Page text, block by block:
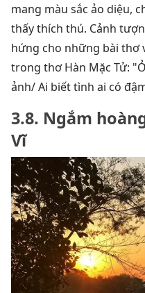
mang màu sắc ảo diệu,
thấy thích thú. Cảnh
hứng cho những bài thơ
trong thơ Hàn Mặc Tử:
ảnh/ Ai biết tình ai có
3.8. Ngắm
Vĩ